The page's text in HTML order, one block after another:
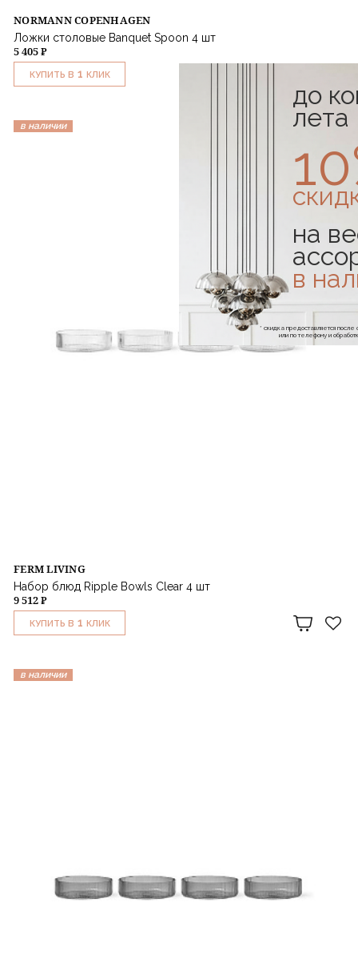
NORMANN COPENHAGEN
Ложки столовые Banquet Spoon 4 шт
5 405 ₽
КУПИТЬ В 1 КЛИК
в наличии
FERM LIVING
Набор блюд Ripple Bowls Clear 4 шт
9 512 ₽
КУПИТЬ В 1 КЛИК
в наличии
до
лета
на
в
* скидка предоставляется
или по телефону и